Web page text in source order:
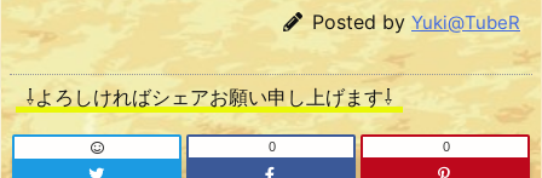
Posted by Yuki@TubeR
⇩よろしければシェアお願い申し上げます⇩
0 0